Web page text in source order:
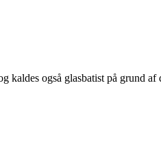
også glasbatist på grund